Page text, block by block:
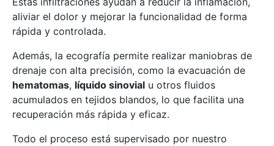
aliviar el dolor y mejorar la funcionalidad de forma
rápida y controlada.
Además, la ecografía permite realizar maniobras de
drenaje con alta precisión, como la evacuación de
hematomas, líquido sinovial u otros fluidos
acumulados en tejidos blandos, lo que facilita una
recuperación más rápida y eficaz.
Todo el proceso está supervisado por nuestro